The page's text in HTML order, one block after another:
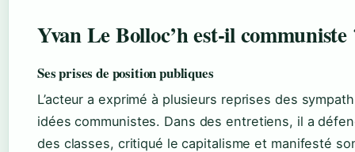
Yvan Le Bolloc’h est‑il communiste
Ses prises de position publiques
L’acteur a exprimé à plusieurs reprises des
idées communistes. Dans des entretiens, il a
des classes, critiqué le capitalisme et manifesté